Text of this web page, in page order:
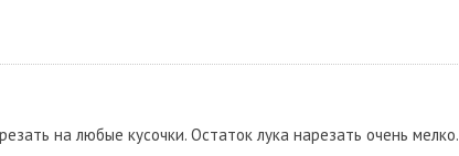
на любые кусочки. Остаток лука нарезать очень мелко.